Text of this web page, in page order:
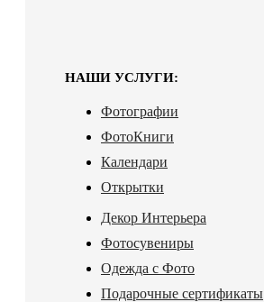
НАШИ УСЛУГИ:
Фотографии
ФотоКниги
Календари
Открытки
Декор Интерьера
Фотосувениры
Одежда с Фото
Подарочные сертификаты